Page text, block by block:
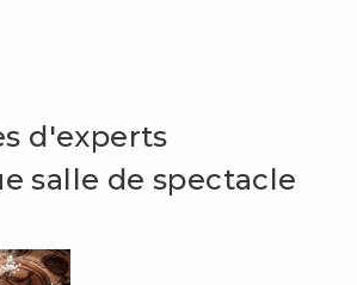
d'experts
salle de spectacle